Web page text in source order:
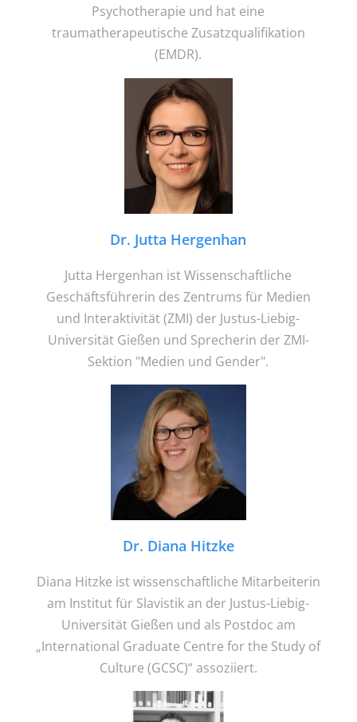
Psychotherapie und hat eine
traumatherapeutische Zusatzqualifikation
(EMDR).
Dr. Jutta Hergenhan
Jutta Hergenhan ist Wissenschaftliche
Geschäftsführerin des Zentrums für Medien
und Interaktivität (ZMI) der Justus-Liebig-
Universität Gießen und Sprecherin der ZMI-
Sektion "Medien und Gender".
Dr. Diana Hitzke
Diana Hitzke ist wissenschaftliche Mitarbeiterin
am Institut für Slavistik an der Justus-Liebig-
Universität Gießen und als Postdoc am
„International Graduate Centre for the Study of
Culture (GCSC)“ assoziiert.